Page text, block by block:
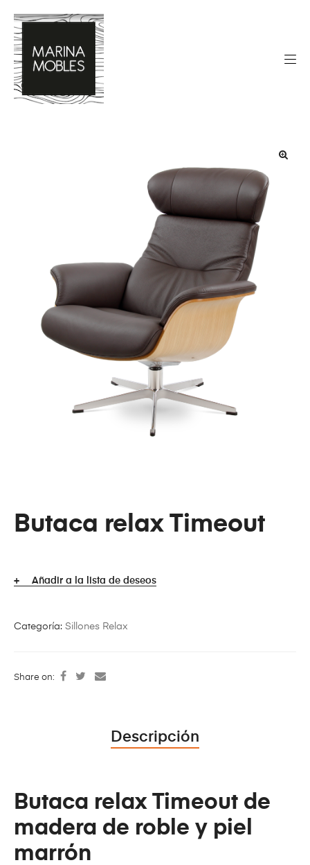
Butaca relax Timeout
Añadir a la lista de deseos
Categoría: Sillones Relax
Share on:
Descripción
Butaca relax Timeout de
madera de roble y piel
marrón